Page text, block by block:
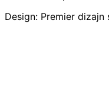
Design: Premier dizajn